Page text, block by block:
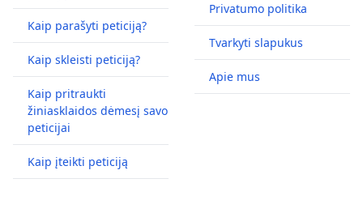
Kaip parašyti peticiją?
Kaip skleisti peticiją?
Kaip pritraukti
žiniasklaidos dėmesį savo
peticijai
Kaip įteikti peticiją
Privatumo politika
Tvarkyti slapukus
Apie mus